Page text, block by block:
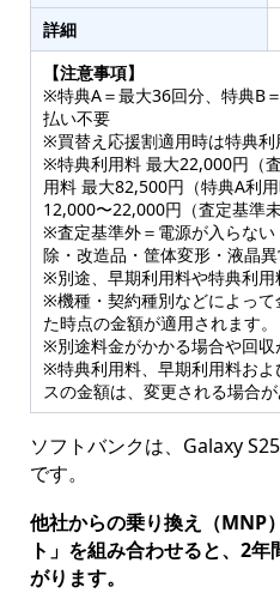
詳細
【注意事項】
※特典A＝最大36回分、特典B
払い不要
※買替え応援割適用時は特典
※特典利用料 最大22,000円（
用料 最大82,500円（特典A利
12,000〜22,000円（査定基準未
※査定基準外＝電源が入らな
除・改造品・筐体変形・液晶
※別途、早期利用料や特典利用
※機種・契約種別などによっ
た時点の金額が適用されます。
※別途料金がかかる場合や回収
※特典利用料、早期利用料お
スの金額は、変更される場合が
ソフトバンクは、Galaxy
です。
他社からの乗り換え（MNP
ト」を組み合わせると、2
がります。